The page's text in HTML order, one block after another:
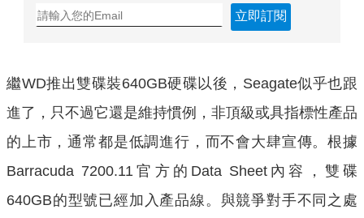
立即訂閱
繼WD推出雙碟裝640GB硬碟以後，Seagate似乎也跟
進了，只不過它還是維持慣例，非頂級或具指標性產品
的上市，通常都是低調進行，而不會大肆宣傳。根據
Barracuda 7200.11官方的Data Sheet內容，雙碟
640GB的型號已經加入產品線。與競爭對手不同之處